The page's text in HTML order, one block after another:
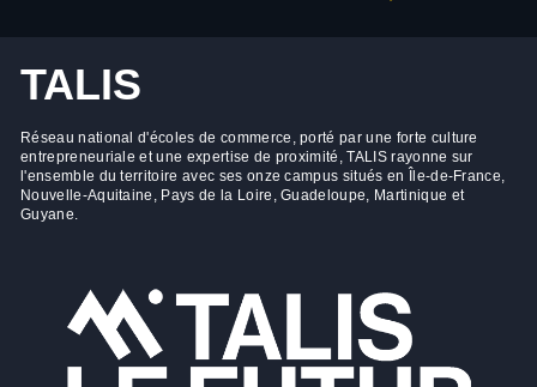
TALIS
Réseau national d'écoles de commerce, porté par une forte culture
entrepreneuriale et une expertise de proximité, TALIS rayonne sur
l'ensemble du territoire avec ses onze campus situés en Île-de-France,
Nouvelle-Aquitaine, Pays de la Loire, Guadeloupe, Martinique et
Guyane.